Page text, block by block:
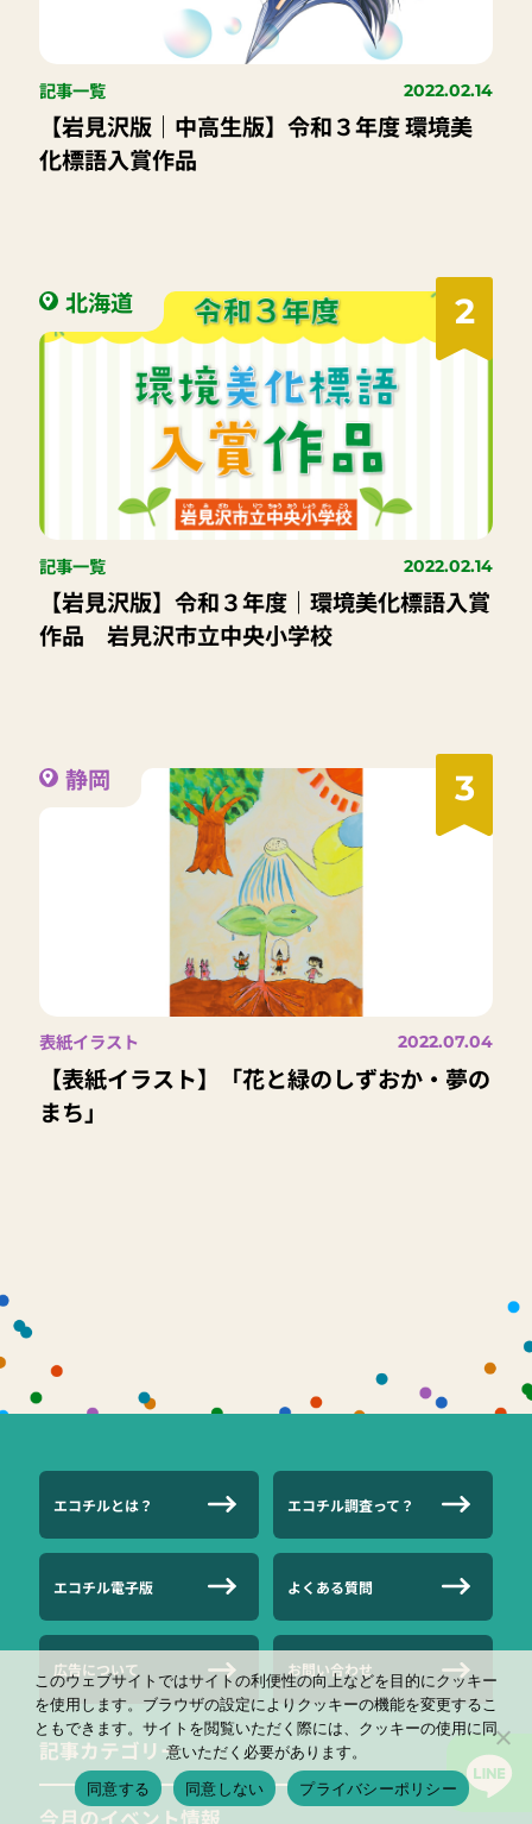
記事一覧 2022.02.14
【岩見沢版｜中高生版】令和３年度 環境美
化標語入賞作品
2
北海道
記事一覧 2022.02.14
【岩見沢版】令和３年度｜環境美化標語入賞
作品 岩見沢市立中央小学校
3
静岡
表紙イラスト 2022.07.04
【表紙イラスト】「花と緑のしずおか・夢の
まち」
エコチルとは？ エコチル調査って？
エコチル電子版 よくある質問
広告について お問い合わせ
記事カテゴリー
今月のイベント情報
このウェブサイトではサイトの利便性の向上などを目的にクッキー
を使用します。ブラウザの設定によりクッキーの機能を変更するこ
ともできます。サイトを閲覧いただく際には、クッキーの使用に同
意いただく必要があります。
同意する
同意しない プライバシーポリシー